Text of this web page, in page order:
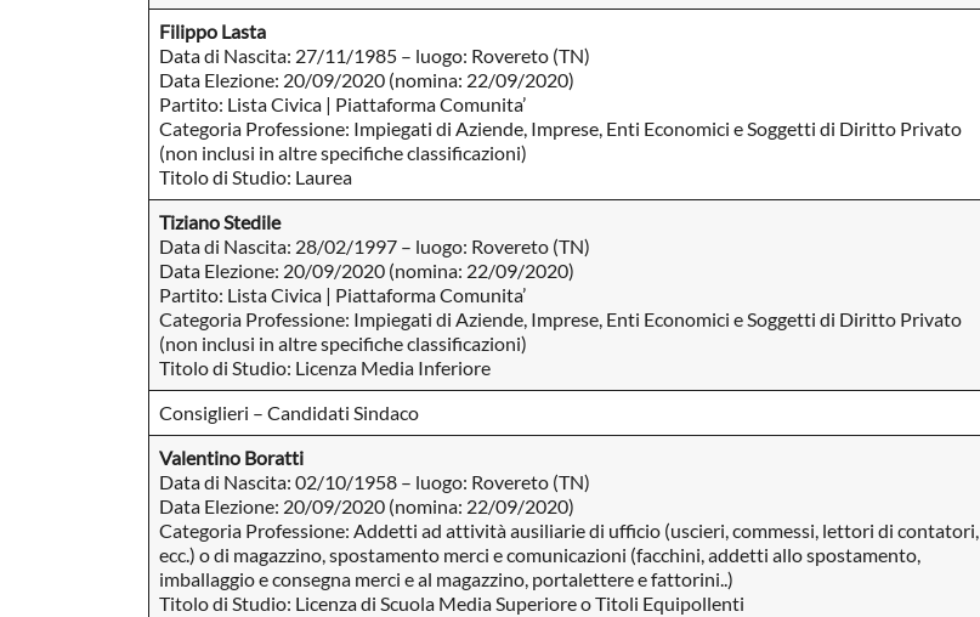
Filippo Lasta
Data di Nascita: 27/11/1985 – luogo: Rovereto (TN)
Data Elezione: 20/09/2020 (nomina: 22/09/2020)
Partito: Lista Civica | Piattaforma Comunita’
Categoria Professione: Impiegati di Aziende, Imprese, Enti Economici e Soggetti di Diritto Privato
(non inclusi in altre specifiche classificazioni)
Titolo di Studio: Laurea
Tiziano Stedile
Data di Nascita: 28/02/1997 – luogo: Rovereto (TN)
Data Elezione: 20/09/2020 (nomina: 22/09/2020)
Partito: Lista Civica | Piattaforma Comunita’
Categoria Professione: Impiegati di Aziende, Imprese, Enti Economici e Soggetti di Diritto Privato
(non inclusi in altre specifiche classificazioni)
Titolo di Studio: Licenza Media Inferiore
Consiglieri – Candidati Sindaco
Valentino Boratti
Data di Nascita: 02/10/1958 – luogo: Rovereto (TN)
Data Elezione: 20/09/2020 (nomina: 22/09/2020)
Categoria Professione: Addetti ad attività ausiliarie di ufficio (uscieri, commessi, lettori di contatori,
ecc.) o di magazzino, spostamento merci e comunicazioni (facchini, addetti allo spostamento,
imballaggio e consegna merci e al magazzino, portalettere e fattorini..)
Titolo di Studio: Licenza di Scuola Media Superiore o Titoli Equipollenti